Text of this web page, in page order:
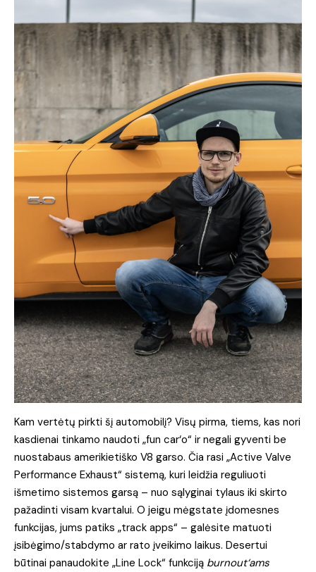
Kam vertėtų pirkti šį automobilį? Visų pirma, tiems, kas nori
kasdienai tinkamo naudoti „fun car‘o“ ir negali gyventi be
nuostabaus amerikietiško V8 garso. Čia rasi „Active Valve
Performance Exhaust“ sistemą, kuri leidžia reguliuoti
išmetimo sistemos garsą – nuo sąlyginai tylaus iki skirto
pažadinti visam kvartalui. O jeigu mėgstate įdomesnes
funkcijas, jums patiks „track apps“ – galėsite matuoti
įsibėgimo/stabdymo ar rato įveikimo laikus. Desertui
būtinai panaudokite „Line Lock“ funkciją burnout‘ams